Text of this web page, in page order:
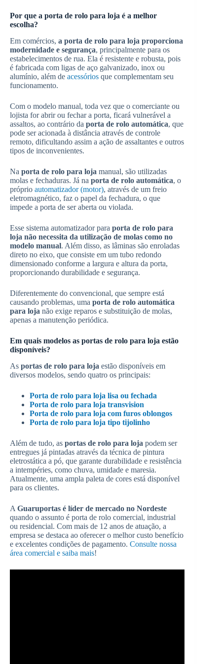
Por que a porta de rolo para loja é a melhor
escolha?
Em comércios, a porta de rolo para loja proporciona
modernidade e segurança, principalmente para os
estabelecimentos de rua. Ela é resistente e robusta, pois
é fabricada com ligas de aço galvanizado, inox ou
alumínio, além de acessórios que complementam seu
funcionamento.
Com o modelo manual, toda vez que o comerciante ou
lojista for abrir ou fechar a porta, ficará vulnerável a
assaltos, ao contrário da porta de rolo automática, que
pode ser acionada à distância através de controle
remoto, dificultando assim a ação de assaltantes e outros
tipos de inconvenientes.
Na porta de rolo para loja manual, são utilizadas
molas e fechaduras. Já na porta de rolo automática, o
próprio automatizador (motor), através de um freio
eletromagnético, faz o papel da fechadura, o que
impede a porta de ser aberta ou violada.
Esse sistema automatizador para porta de rolo para
loja não necessita da utilização de molas como no
modelo manual. Além disso, as lâminas são enroladas
direto no eixo, que consiste em um tubo redondo
dimensionado conforme a largura e altura da porta,
proporcionando durabilidade e segurança.
Diferentemente do convencional, que sempre está
causando problemas, uma porta de rolo automática
para loja não exige reparos e substituição de molas,
apenas a manutenção periódica.
Em quais modelos as portas de rolo para loja estão
disponíveis?
As portas de rolo para loja estão disponíveis em
diversos modelos, sendo quatro os principais:
Porta de rolo para loja lisa ou fechada
Porta de rolo para loja transvision
Porta de rolo para loja com furos oblongos
Porta de rolo para loja tipo tijolinho
Além de tudo, as portas de rolo para loja podem ser
entregues já pintadas através da técnica de pintura
eletrostática a pó, que garante durabilidade e resistência
a intempéries, como chuva, umidade e maresia.
Atualmente, uma ampla paleta de cores está disponível
para os clientes.
A Guaruportas é líder de mercado no Nordeste
quando o assunto é porta de rolo comercial, industrial
ou residencial. Com mais de 12 anos de atuação, a
empresa se destaca ao oferecer o melhor custo benefício
e excelentes condições de pagamento. Consulte nossa
área comercial e saiba mais!